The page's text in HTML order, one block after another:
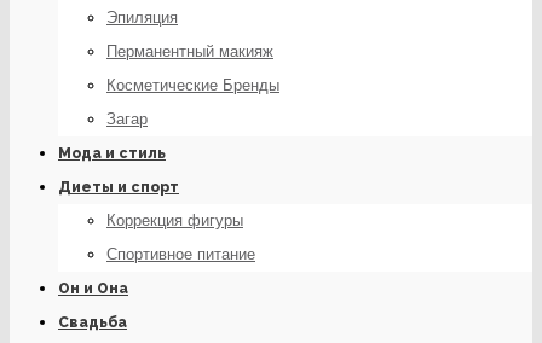
Эпиляция
Перманентный макияж
Косметические Бренды
Загар
Мода и стиль
Диеты и спорт
Коррекция фигуры
Спортивное питание
Он и Она
Свадьба